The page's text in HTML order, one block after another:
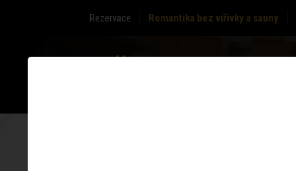
Rezervace Romantika bez vířivky a sauny